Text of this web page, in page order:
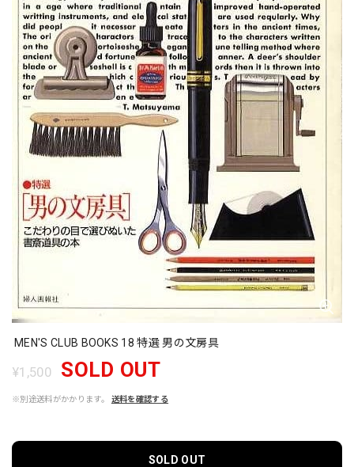
MEN'S CLUB BOOKS 18 特選 男の文房具
¥1,500 SOLD OUT
※別途送料がかかります。 送料を確認する
SOLD OUT